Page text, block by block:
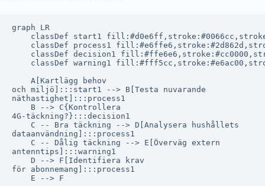
graph LR
classDef start1
classDef process1
classDef decision1
classDef warning1
    A[Kartlägg behov
och miljö]:::start1 --> B[Testa nuvarande
näthastighet]:::process1
    B --> C{Kontrollera
4G-täckning?}:::decision1
    C -- Bra täckning --> D[Analysera hushållets
dataanvändning]:::process1
    C -- Dålig täckning --> E[Överväg extern
antenntips]:::warning1
    D --> F[Identifiera krav
för abonnemang]:::process1